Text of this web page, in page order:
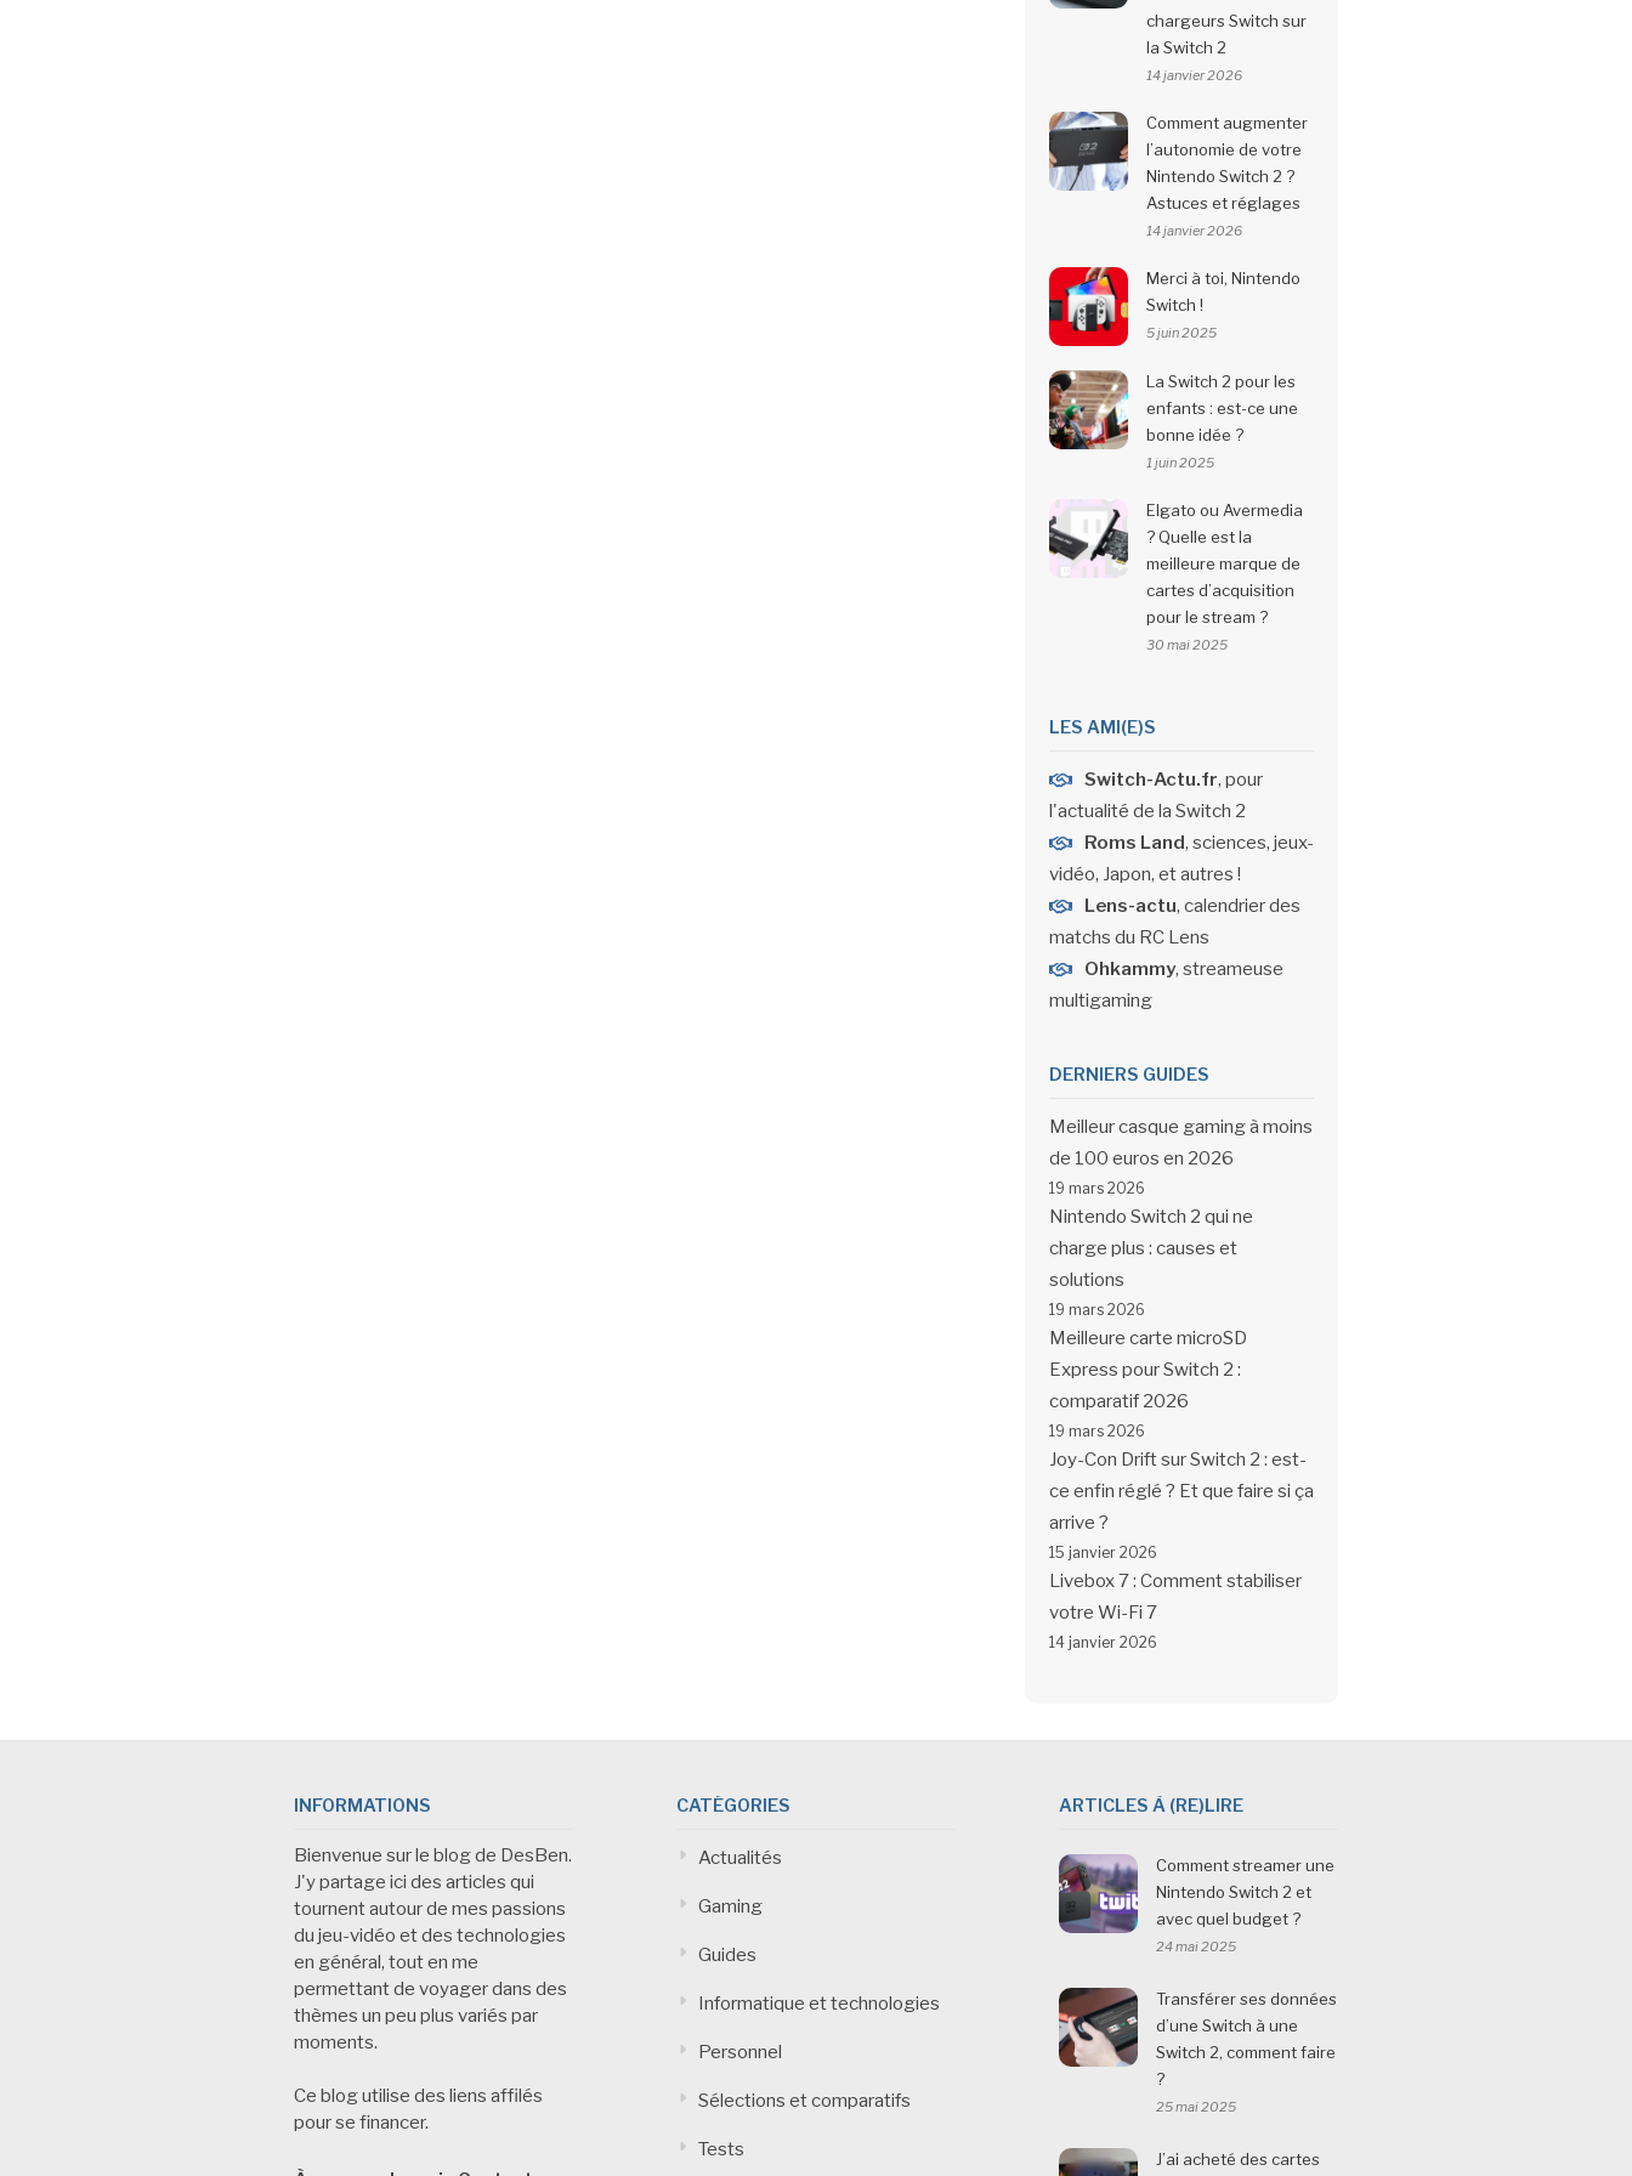
chargeurs Switch sur
la Switch 2
14 janvier 2026
Comment augmenter
l’autonomie de votre
Nintendo Switch 2 ?
Astuces et réglages
14 janvier 2026
Merci à toi, Nintendo
Switch !
5 juin 2025
La Switch 2 pour les
enfants : est-ce une
bonne idée ?
1 juin 2025
Elgato ou Avermedia
? Quelle est la
meilleure marque de
cartes d’acquisition
pour le stream ?
30 mai 2025
LES AMI(E)S
Switch-Actu.fr, pour
l'actualité de la Switch 2
Roms Land, sciences, jeux-
vidéo, Japon, et autres !
Lens-actu, calendrier des
matchs du RC Lens
Ohkammy, streameuse
multigaming
DERNIERS GUIDES
Meilleur casque gaming à moins
de 100 euros en 2026
19 mars 2026
Nintendo Switch 2 qui ne
charge plus : causes et
solutions
19 mars 2026
Meilleure carte microSD
Express pour Switch 2 :
comparatif 2026
19 mars 2026
Joy-Con Drift sur Switch 2 : est-
ce enfin réglé ? Et que faire si ça
arrive ?
15 janvier 2026
Livebox 7 : Comment stabiliser
votre Wi-Fi 7
14 janvier 2026
INFORMATIONS
Bienvenue sur le blog de DesBen.
J'y partage ici des articles qui
tournent autour de mes passions
du jeu-vidéo et des technologies
en général, tout en me
permettant de voyager dans des
thèmes un peu plus variés par
moments.
Ce blog utilise des liens affilés
pour se financer.
CATÉGORIES
Actualités
Gaming
Guides
Informatique et technologies
Personnel
Sélections et comparatifs
Tests
ARTICLES À (RE)LIRE
Comment streamer une
Nintendo Switch 2 et
avec quel budget ?
24 mai 2025
Transférer ses données
d’une Switch à une
Switch 2, comment faire
?
25 mai 2025
J’ai acheté des cartes